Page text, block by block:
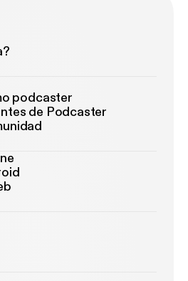
podcaster
de Podcaster